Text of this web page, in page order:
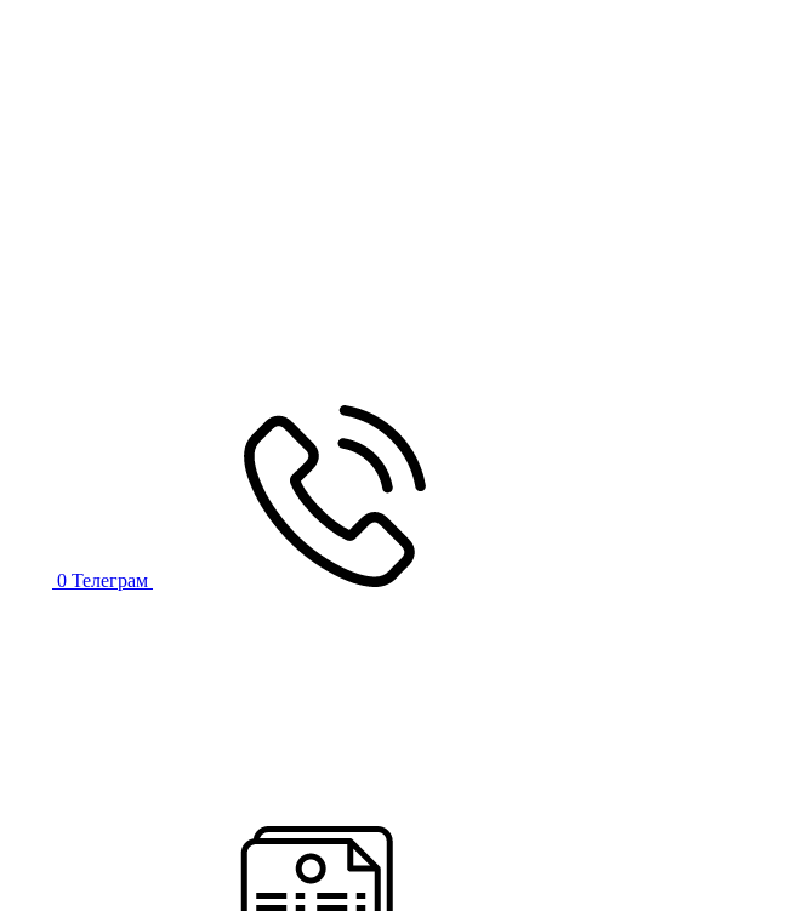
0 Телеграм